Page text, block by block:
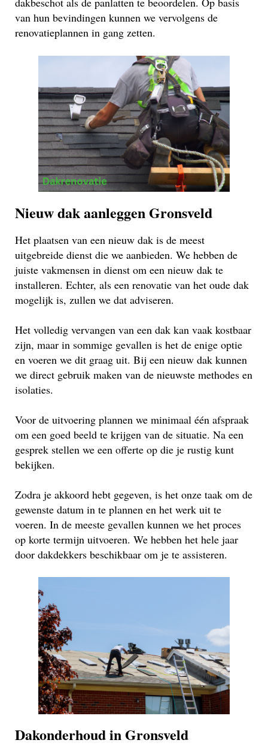
van hun bevindingen kunnen we vervolgens de
renovatieplannen in gang zetten.
Nieuw dak aanleggen Gronsveld
Het plaatsen van een nieuw dak is de meest
uitgebreide dienst die we aanbieden. We hebben de
juiste vakmensen in dienst om een nieuw dak te
installeren. Echter, als een renovatie van het oude dak
mogelijk is, zullen we dat adviseren.
Het volledig vervangen van een dak kan vaak kostbaar
zijn, maar in sommige gevallen is het de enige optie
en voeren we dit graag uit. Bij een nieuw dak kunnen
we direct gebruik maken van de nieuwste methodes en
isolaties.
Voor de uitvoering plannen we minimaal één afspraak
om een goed beeld te krijgen van de situatie. Na een
gesprek stellen we een offerte op die je rustig kunt
bekijken.
Zodra je akkoord hebt gegeven, is het onze taak om de
gewenste datum in te plannen en het werk uit te
voeren. In de meeste gevallen kunnen we het proces
op korte termijn uitvoeren. We hebben het hele jaar
door dakdekkers beschikbaar om je te assisteren.
Dakonderhoud in Gronsveld